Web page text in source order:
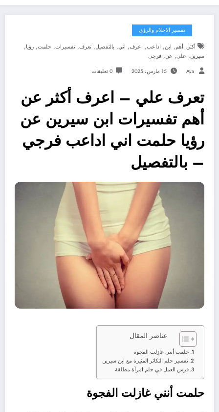
تفسير الاحلام والرؤى
أكثر , أهم, ابن, اداعب, اعرف, اني, بالتفصيل, تعرف, تفسيرات, حلمت, رؤيا,
سيرين, علي, عن, فرجي
Aya 15 مارس، 2025 0 تعليقات
تعرف علي – اعرف أكثر عن
أهم تفسيرات ابن سيرين عن
رؤيا حلمت اني اداعب فرجي
– بالتفصيل
عناصر المقال
حلمت أنني غازلت الفجوة
تفسير حلم التكاثر المثيرة مع ابن سيرين
فرس العمل في حلم امرأة مطلقة
حلمت أنني غازلت الفجوة